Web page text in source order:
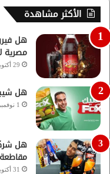
الأكثر مشاهدة
هل
مصرية
29 أكتوبر، 2023
هل
1 نوفمبر، 2023
هل
31 أكتوبر، 2023